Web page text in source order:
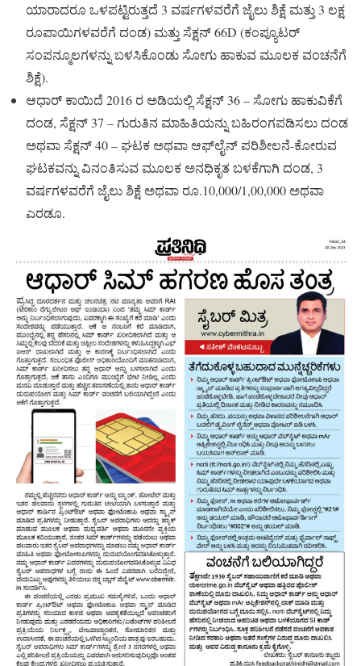
ಯಾರಾದರೂ ಒಳಪಟ್ಟಿರುತ್ತದೆ 3 ವರ್ಷಗಳವರೆಗೆ ಜೈಲು ಶಿಕ್ಷೆ ಮತ್ತು 3 ಲಕ್ಷ
ರೂಪಾಯಿಗಳವರೆಗೆ ದಂಡ) ಮತ್ತು ಸೆಕ್ಷನ್ 66D (ಕಂಪ್ಯೂಟರ್
ಸಂಪನ್ಮೂಲಗಳನ್ನು ಬಳಸಿಕೊಂಡು ಸೋಗು ಹಾಕುವ ಮೂಲಕ ವಂಚನೆಗೆ
ಶಿಕ್ಷೆ).
ಆಧಾರ್ ಕಾಯಿದೆ 2016 ರ ಅಡಿಯಲ್ಲಿ ಸೆಕ್ಷನ್ 36 – ಸೋಗು ಹಾಕುವಿಕೆಗೆ
ದಂಡ, ಸೆಕ್ಷನ್ 37 – ಗುರುತಿನ ಮಾಹಿತಿಯನ್ನು ಬಹಿರಂಗಪಡಿಸಲು ದಂಡ
ಅಥವಾ ಸೆಕ್ಷನ್ 40 – ಘಟಕ ಅಥವಾ ಆಫ್‌ಲೈನ್ ಪರಿಶೀಲನೆ-ಕೋರುವ
ಘಟಕವನ್ನು ವಿನಂತಿಸುವ ಮೂಲಕ ಅನಧಿಕೃತ ಬಳಕೆಗಾಗಿ ದಂಡ, 3
ವರ್ಷಗಳವರೆಗೆ ಜೈಲು ಶಿಕ್ಷೆ ಅಥವಾ ರೂ.10,000/1,00,000 ಅಥವಾ
ಎರಡೂ.